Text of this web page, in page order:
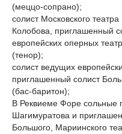
(меццо-сопрано);
солист Московского
Колобова, приглашенный
европейских оперных
(тенор);
солист ведущих
приглашенный солист
(бас-баритон);
В Реквиеме Форе сольные
Шагимуратова и
Большого, Мариинского